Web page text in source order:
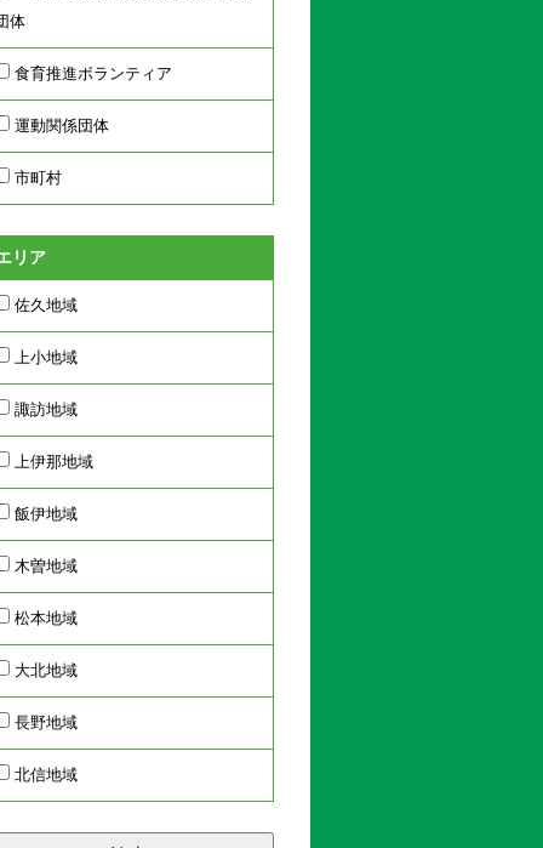
体
食育推進ボランティア
運動関係団体
市町村
リア
佐久地域
上小地域
諏訪地域
上伊那地域
飯伊地域
木曽地域
松本地域
大北地域
長野地域
北信地域